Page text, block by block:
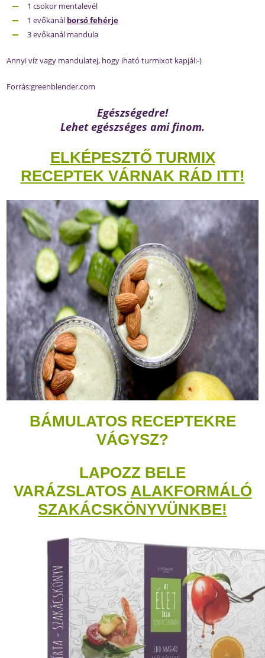
1 csokor mentalevél
1 evőkanál borsó fehérje
3 evőkanál mandula
Annyi víz vagy mandulatej, hogy iható turmixot kapjál:-)
Forrás:greenblender.com
Egészségedre!
Lehet egészséges ami finom.
ELKÉPESZTŐ TURMIX
RECEPTEK VÁRNAK RÁD ITT!
BÁMULATOS RECEPTEKRE
VÁGYSZ?
LAPOZZ BELE
VARÁZSLATOS ALAKFORMÁLÓ
SZAKÁCSKÖNYVÜNKBE!